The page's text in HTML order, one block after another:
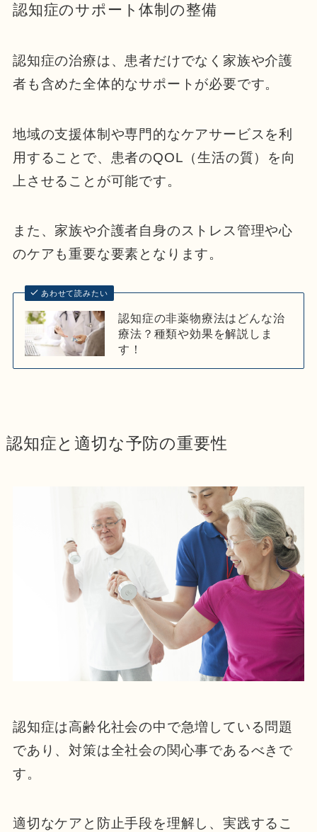
認知症のサポート体制の整備
認知症の治療は、患者だけでなく家族や介護
者も含めた全体的なサポートが必要です。
地域の支援体制や専門的なケアサービスを利
用することで、患者のQOL（生活の質）を向
上させることが可能です。
また、家族や介護者自身のストレス管理や心
のケアも重要な要素となります。
あわせて読みたい
認知症の非薬物療法はどんな治
療法？種類や効果を解説しま
す！
認知症と適切な予防の重要性
認知症は高齢化社会の中で急増している問題
であり、対策は全社会の関心事であるべきで
す。
適切なケアと防止手段を理解し、実践するこ